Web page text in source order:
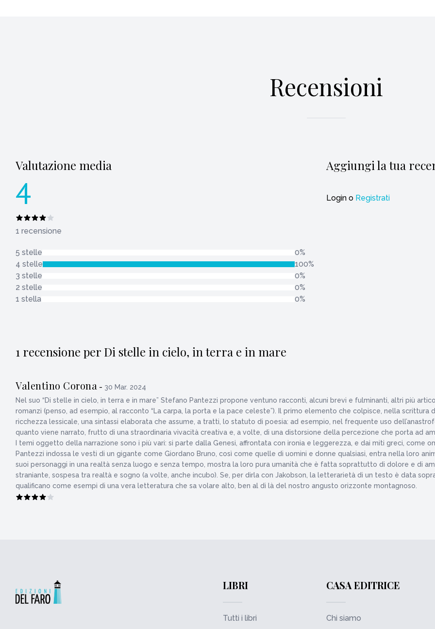
Recensioni
Valutazione media
4
1 recensione
5 stelle
0%
4 stelle
100%
3 stelle
0%
2 stelle
0%
1 stella
0%
Aggiungi la tua
Login o Registrati
1 recensione per Di stelle in cielo, in terra e in mare
Valentino Corona - 30 Mar. 2024
Nel suo “Di stelle in cielo, in terra e in mare” Stefano Pantezzi propone ventuno racconti, alcuni brevi e fulminanti, altri più
romanzi (penso, ad esempio, al racconto “La carpa, la porta e la pace celeste”). Il primo elemento che colpisce, nella
ricchezza lessicale, una sintassi elaborata che assume, a tratti, lo statuto di poesia: ad esempio, nel frequente uso
quanto viene narrato, frutto di una straordinaria vivacità creativa e, a volte, di una distorsione della percezione che porta ad
I temi oggetto della narrazione sono i più vari: si parte dalla Genesi, affrontata con ironia e leggerezza, e dai miti greci, come
Pantezzi indossa le vesti di un gigante come Giordano Bruno, così come quelle di uomini e donne qualsiasi, entra nella loro
suoi personaggi in una realtà senza luogo e senza tempo, mostra la loro pura umanità che è fatta soprattutto di dolore e di
straniante, sospesa tra realtà e sogno (a volte, anche incubo). Se, per dirla con Jakobson, la letterarietà di un testo è data
qualificano come esempi di una vera letteratura che sa volare alto, ben al di là del nostro angusto orizzonte montagnoso.
LIBRI
Tutti i libri
CASA EDITRICE
Chi siamo